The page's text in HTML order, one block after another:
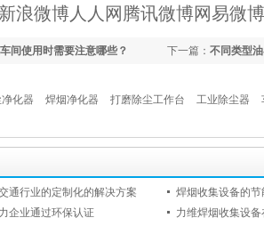
新浪微博 人人网 腾讯微博网易微博
下一篇： 不同类型
间使用时需要注意哪些？
化器 焊烟净化器 打磨除尘工作台 工业除尘器
通行业的定制化的解决方案
企业通过环保认证
力维焊烟收集设